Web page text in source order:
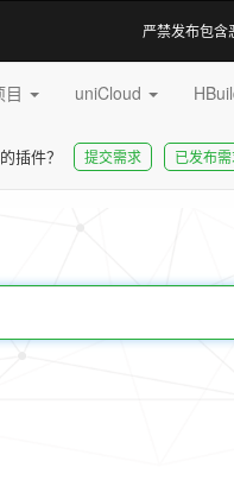
严禁发布包含
目 uniCloud
插件？ 提交需求 已发布